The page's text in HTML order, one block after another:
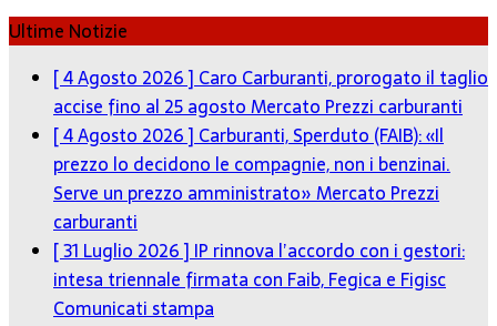
Ultime Notizie
[ 4 Agosto 2026 ] Caro Carburanti, prorogato il taglio
accise fino al 25 agostoMercato Prezzi carburanti
[ 4 Agosto 2026 ] Carburanti, Sperduto (FAIB): «Il
prezzo lo decidono le compagnie, non i benzinai.
Serve un prezzo amministrato»Mercato Prezzi
carburanti
[ 31 Luglio 2026 ] IP rinnova l’accordo con i gestori:
intesa triennale firmata con Faib, Fegica e Figisc
Comunicati stampa